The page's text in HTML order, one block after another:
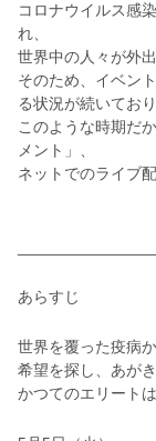
コロナウイルス感
れ、
世界中の人々が外
そのため、イベン
る状況が続いており
このような時期だ
メント」、
ネットでのライブ
あらすじ
世界を覆った疫病
希望を探し、あが
かつてのエリート